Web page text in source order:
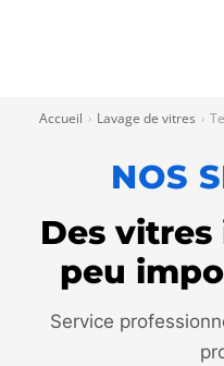
Accueil › Lavage de vitres ›
NOS
Des
peu
Service